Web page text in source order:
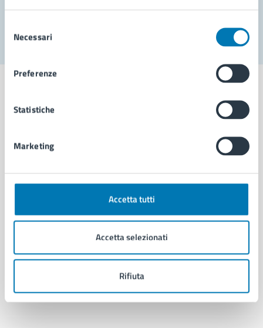
delNecessari
Preferenze
Statistiche
Marketing
Accetta tutti
Accetta selezionati
Rifiuta
Aree amministrative
Uffici
Politici
Intranet, posta aziendale e protocollo